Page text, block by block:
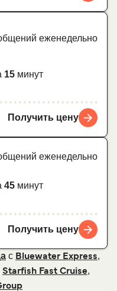
еженедельно
15 минут
Получить цену
еженедельно
45 минут
Получить цену
с Bluewater Express,
Starfish Fast Cruise,